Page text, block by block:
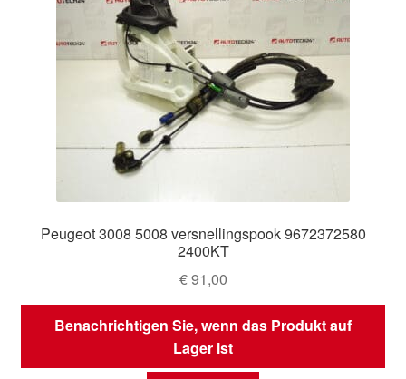
Peugeot 3008 5008 versnellingspook 9672372580
2400KT
€91,00
Benachrichtigen Sie, wenn das Produkt auf
Lager ist